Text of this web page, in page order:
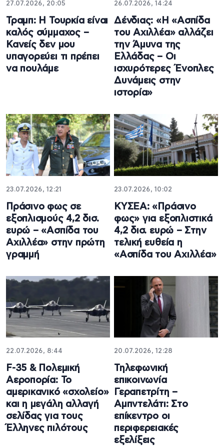
27.07.2026, 20:05
Τραμπ: Η Τουρκία είναι
καλός σύμμαχος –
Κανείς δεν μου
υπαγορεύει τι πρέπει
να πουλάμε
26.07.2026, 14:24
Δένδιας: «Η «Ασπίδα
του Αχιλλέα» αλλάζει
την Άμυνα της
Ελλάδας – Οι
ισχυρότερες Ένοπλες
Δυνάμεις στην
ιστορία»
23.07.2026, 12:21
Πράσινο φως σε
εξοπλισμούς 4,2 δισ.
ευρώ – «Ασπίδα του
Αχιλλέα» στην πρώτη
γραμμή
23.07.2026, 10:02
ΚΥΣΕΑ: «Πράσινο
φως» για εξοπλιστικά
4,2 δισ. ευρώ – Στην
τελική ευθεία η
«Ασπίδα του Αχιλλέα»
22.07.2026, 8:44
F-35 & Πολεμική
Αεροπορία: Το
αμερικανικό «σχολείο»
και η μεγάλη αλλαγή
σελίδας για τους
Έλληνες πιλότους
20.07.2026, 12:28
Τηλεφωνική
επικοινωνία
Γεραπετρίτη –
Αμπντελάτι: Στο
επίκεντρο οι
περιφερειακές
εξελίξεις